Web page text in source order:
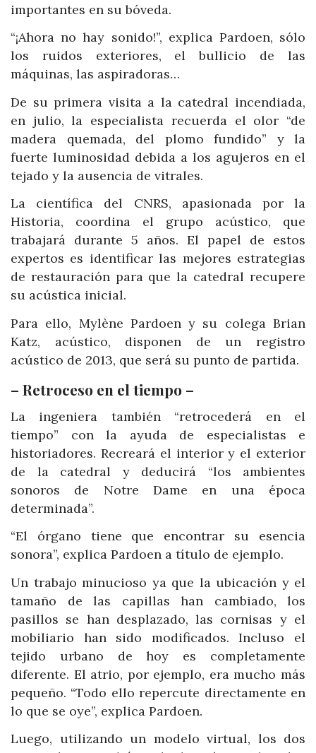
importantes en su bóveda.
“¡Ahora no hay sonido!”, explica Pardoen, sólo
los ruidos exteriores, el bullicio de las
máquinas, las aspiradoras…
De su primera visita a la catedral incendiada,
en julio, la especialista recuerda el olor “de
madera quemada, del plomo fundido” y la
fuerte luminosidad debida a los agujeros en el
tejado y la ausencia de vitrales.
La científica del CNRS, apasionada por la
Historia, coordina el grupo acústico, que
trabajará durante 5 años. El papel de estos
expertos es identificar las mejores estrategias
de restauración para que la catedral recupere
su acústica inicial.
Para ello, Mylène Pardoen y su colega Brian
Katz, acústico, disponen de un registro
acústico de 2013, que será su punto de partida.
– Retroceso en el tiempo –
La ingeniera también “retrocederá en el
tiempo” con la ayuda de especialistas e
historiadores. Recreará el interior y el exterior
de la catedral y deducirá “los ambientes
sonoros de Notre Dame en una época
determinada”.
“El órgano tiene que encontrar su esencia
sonora”, explica Pardoen a título de ejemplo.
Un trabajo minucioso ya que la ubicación y el
tamaño de las capillas han cambiado, los
pasillos se han desplazado, las cornisas y el
mobiliario han sido modificados. Incluso el
tejido urbano de hoy es completamente
diferente. El atrio, por ejemplo, era mucho más
pequeño. “Todo ello repercute directamente en
lo que se oye”, explica Pardoen.
Luego, utilizando un modelo virtual, los dos